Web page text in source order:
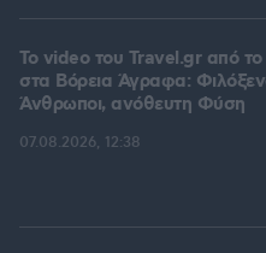
To video του Travel.gr από το
στα Βόρεια Άγραφα:
Άνθρωποι, ανόθευτη Φύση
07.08.2026, 12:38